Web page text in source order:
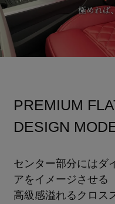
PREMIUM
DESIGN
センター部分にはダ
アをイメージさせる
高級感溢れるクロス